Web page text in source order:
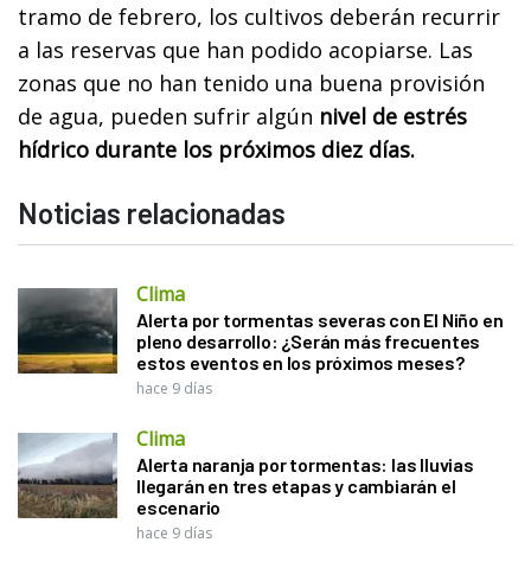
tramo de febrero, los cultivos deberán recurrir
a las reservas que han podido acopiarse. Las
zonas que no han tenido una buena provisión
de agua, pueden sufrir algún nivel de estrés
hídrico durante los próximos diez días.
Noticias relacionadas
Clima
Alerta por tormentas severas con El Niño en
pleno desarrollo: ¿Serán más frecuentes
estos eventos en los próximos meses?
hace 9 días
Clima
Alerta naranja por tormentas: las lluvias
llegarán en tres etapas y cambiarán el
escenario
hace 9 días